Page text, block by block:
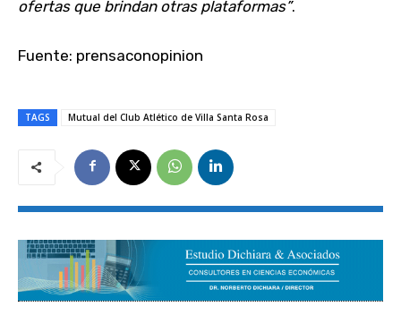
ofertas que brindan otras plataformas”.
Fuente: prensaconopinion
TAGS Mutual del Club Atlético de Villa Santa Rosa